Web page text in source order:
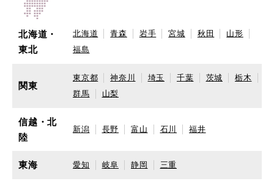
北海道・
東北
北海道 青森 岩手 宮城 秋田
山形
福島
関東
東京都 神奈川 埼玉 千葉 茨城
栃木
群馬
山梨
信越・北
陸
新潟 長野 富山 石川 福井
東海 愛知 岐阜 静岡 三重